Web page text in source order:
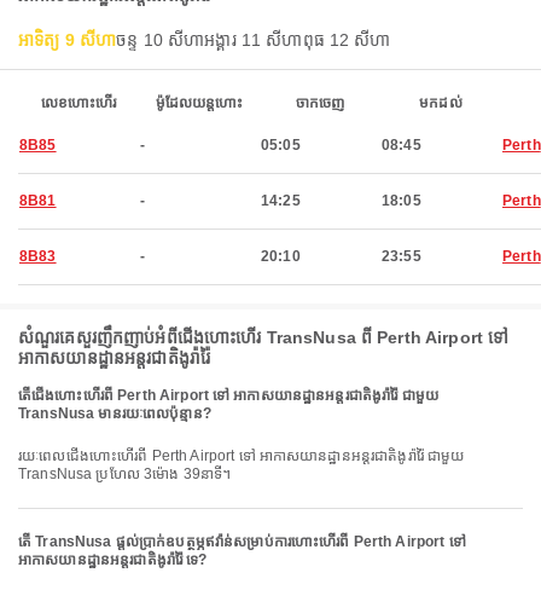
អាទិត្យ 9 សីហាចន្ទ 10 សីហាអង្គារ 11 សីហាពុធ 12 សីហា
លេខហោះហើរ ម៉ូដែលយន្តហោះ ចាកចេញ មកដល់
8B85 - 05:05 08:45 Perth
8B81 - 14:25 18:05 Perth
8B83 - 20:10 23:55 Perth
សំណួរគេសួរញឹកញាប់អំពីជើងហោះហើរ TransNusa ពី Perth Airport ទៅ
អាកាសយានដ្ឋានអន្តរជាតិងូរ៉ារ៉ៃ
តើជើងហោះហើរពី Perth Airport ទៅ អាកាសយានដ្ឋានអន្តរជាតិងូរ៉ារ៉ៃ ជាមួយ
TransNusa មានរយៈពេលប៉ុន្មាន?
រយៈពេលជើងហោះហើរពី Perth Airport ទៅ អាកាសយានដ្ឋានអន្តរជាតិងូរ៉ារ៉ៃ ជាមួយ
TransNusa ប្រហែល 3ម៉ោង 39នាទី។
តើ TransNusa ផ្តល់ប្រាក់ឧបត្ថម្ភឥវ៉ាន់សម្រាប់ការហោះហើរពី Perth Airport ទៅ
អាកាសយានដ្ឋានអន្តរជាតិងូរ៉ារ៉ៃ ទេ?